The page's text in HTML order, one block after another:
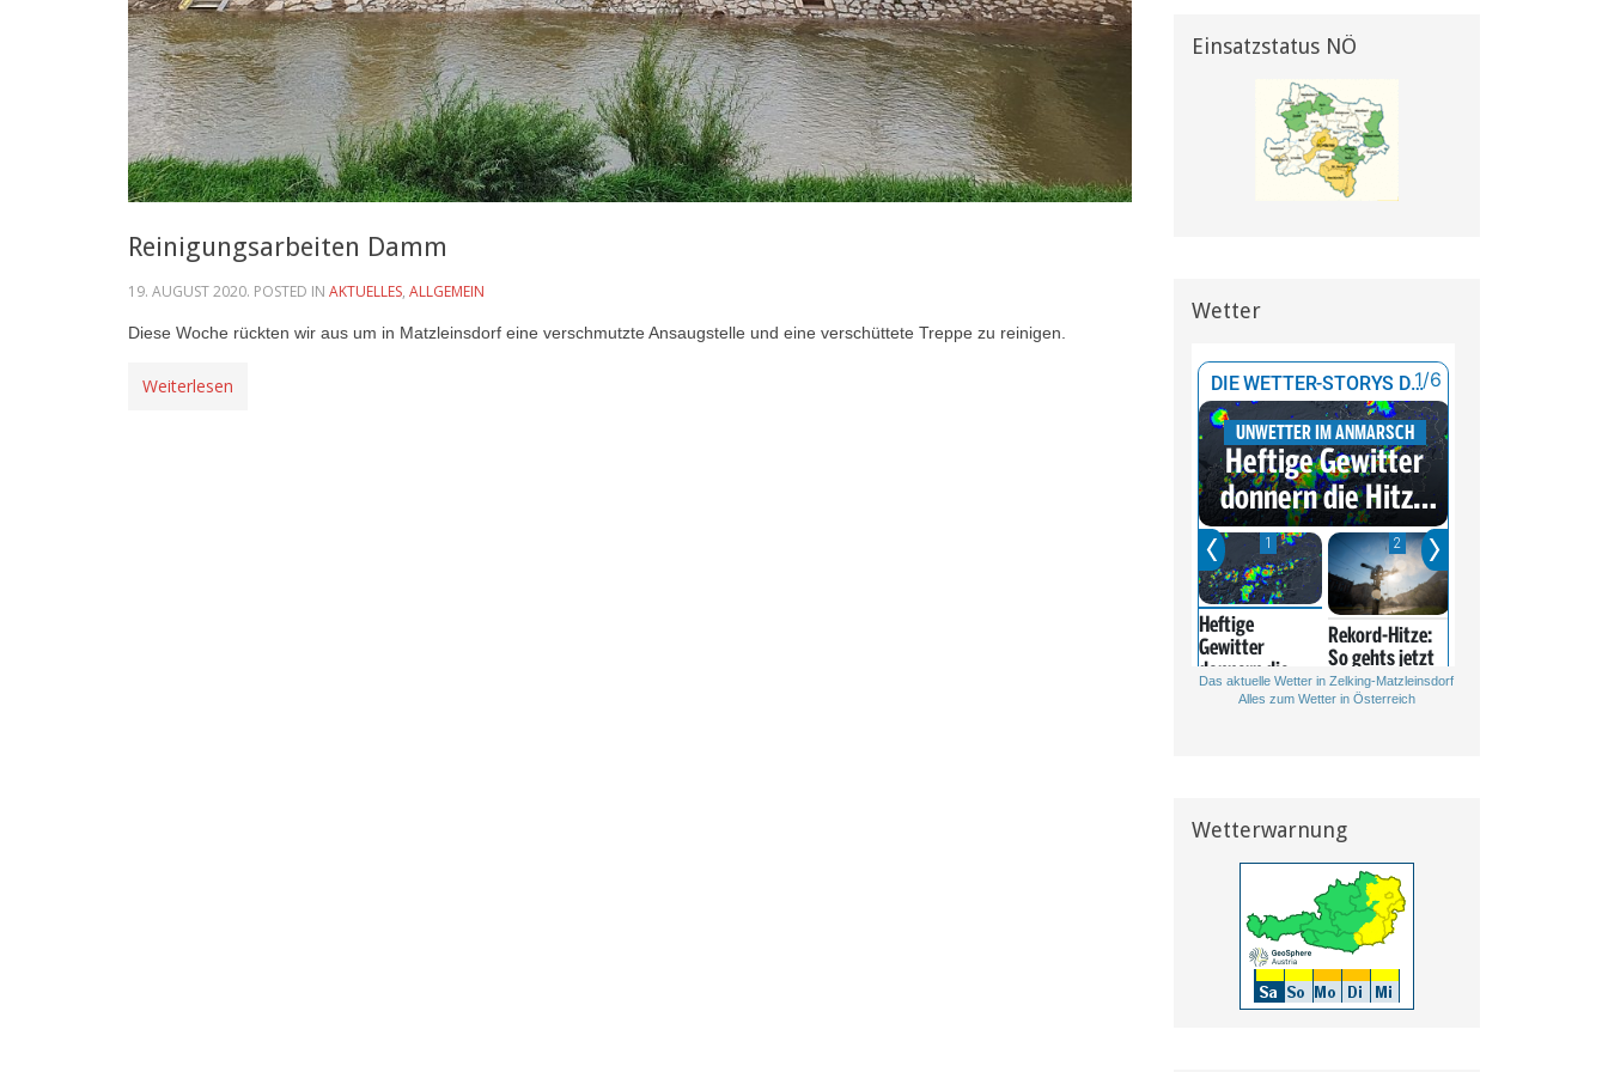
Reinigungsarbeiten Damm
19. AUGUST 2020. POSTED IN AKTUELLES, ALLGEMEIN
Diese Woche rückten wir aus um in Matzleinsdorf eine verschmutzte Ansaugstelle und eine verschüttete Treppe zu reinigen.
Weiterlesen
Einsatzstatus NÖ
Wetter
Das aktuelle Wetter in Zelking-Matzleinsdorf
Alles zum Wetter in Österreich
Wetterwarnung